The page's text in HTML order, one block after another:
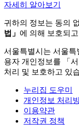
자세히 알아보기
귀하의 정보는 동의
법」 에 의해 보호되
서울특별시는 서울
용자 개인정보를 「
처리 및 보호하고 있
누리집 도우미
개인정보 처리
이용약관
저작권 정책